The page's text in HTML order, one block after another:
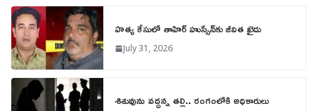
హత్య కేసులో తాహిర్ హుస్సేన్‌కు జీవిత ఖైదు
July 31, 2026
శిశువును వద్దన్న తల్లి.. రంగంలోకి అధికారులు